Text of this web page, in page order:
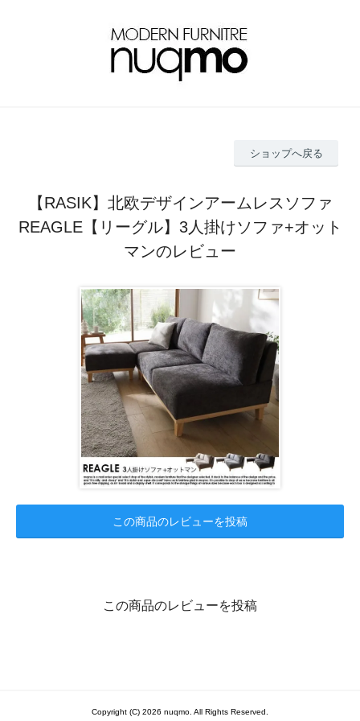
ショップへ戻る
【RASIK】北欧デザインアームレスソファ
REAGLE【リーグル】3人掛けソファ+オット
マンのレビュー
この商品のレビューを投稿
この商品のレビューを投稿
Copyright (C) 2026 nuqmo. All Rights Reserved.